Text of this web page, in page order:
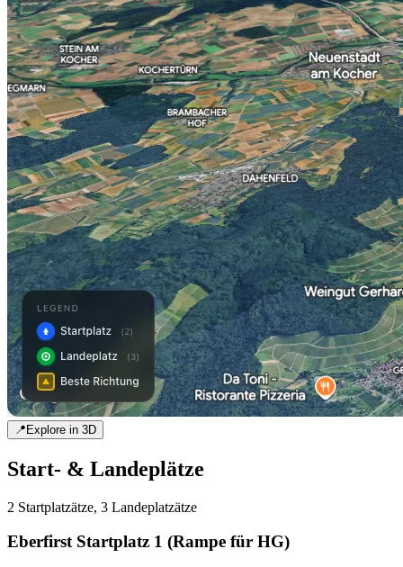
📍Explore in 3D
Start- & Landeplätze
2 Startplatzätze, 3 Landeplatzätze
Eberfirst Startplatz 1 (Rampe für HG)